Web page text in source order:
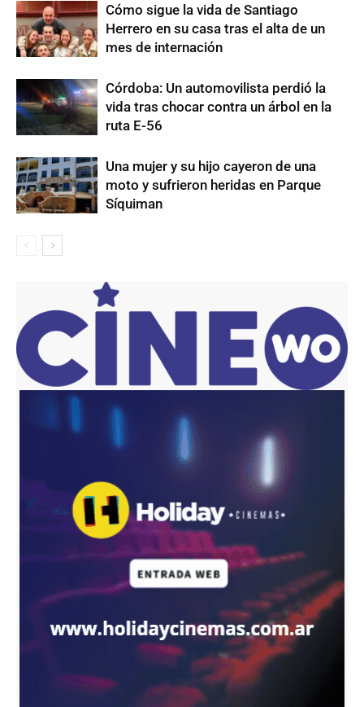
Cómo sigue la vida de Santiago
Herrero en su casa tras el alta de un
mes de internación
Córdoba: Un automovilista perdió la
vida tras chocar contra un árbol en la
ruta E-56
Una mujer y su hijo cayeron de una
moto y sufrieron heridas en Parque
Síquiman